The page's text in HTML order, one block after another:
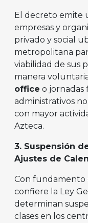
El decreto emite
empresas y
privado y social
metropolitana
viabilidad de sus
manera
office o jornadas
administrativos
con mayor
Azteca.
3. Suspensión
Ajustes de
Con fundamento
confiere la Ley
determinan
clases en los